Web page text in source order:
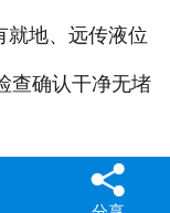
就地、远传液位
查确认干净无堵
